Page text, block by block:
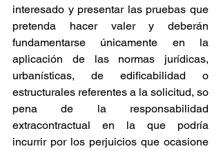
interesado y presentar las pruebas que
pretenda hacer valer y deberán
fundamentarse únicamente en la
aplicación de las normas jurídicas,
urbanísticas, de edificabilidad o
estructurales referentes a la solicitud, so
pena de la responsabilidad
extracontractual en la que podría
incurrir por los perjuicios que ocasione